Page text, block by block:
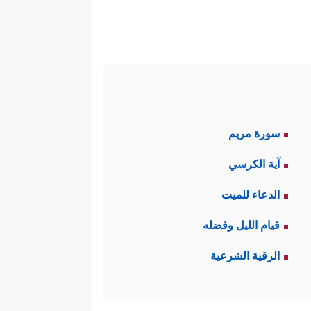
مَرُّواْ بِٱللَّغۡوِ مَرُّواْ كِرَامࣰا﴾
قُرَّةَ أَعۡیُنࣲ﴾.
فَأُوْلَــٰۤىِٕكَ یُبَدِّلُ ٱللَّهُ سَیِّـَٔاتِهِمۡ حَسَنَـٰتࣲۗ
سورة مريم
آية الكرسي
الدعاء للميت
قيام الليل وفضله
الرقية الشرعية